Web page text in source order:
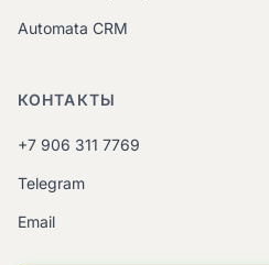
Automata CRM
КОНТАКТЫ
+7 906 311 7769
Telegram
Email